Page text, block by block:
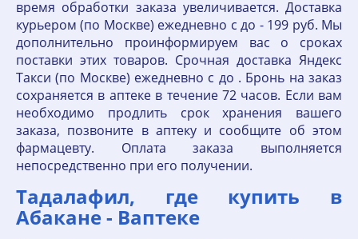
время обработки заказа увеличивается. Доставка
курьером (по Москве) ежедневно с до - 199 руб. Мы
дополнительно проинформируем вас о сроках
поставки этих товаров. Срочная доставка Яндекс
Такси (по Москве) ежедневно с до . Бронь на заказ
сохраняется в аптеке в течение 72 часов. Если вам
необходимо продлить срок хранения вашего
заказа, позвоните в аптеку и сообщите об этом
фармацевту. Оплата заказа выполняется
непосредственно при его получении.
Тадалафил, где купить в
Абакане - Ваптеке